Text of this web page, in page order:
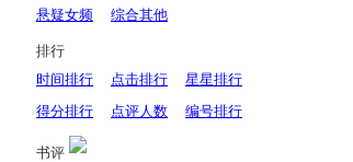
悬疑女频
综合其他
排行
时间排行
点击排行
星星排行
得分排行
点评人数 编号排行
书评